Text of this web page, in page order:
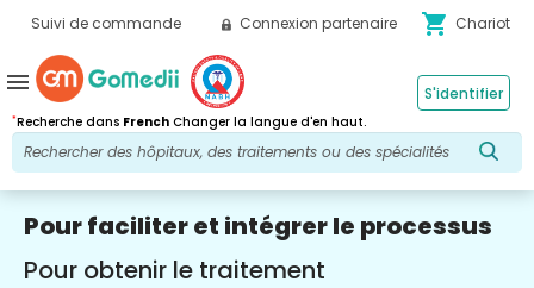
Suivi de commande Connexion partenaire shopping_cart Chariot
*Recherche dans French Changer la langue d'en haut.
S'identifier
menu
Pour faciliter et intégrer le processus
Pour obtenir le traitement